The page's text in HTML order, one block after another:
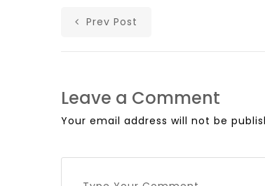
Prev Post
Leave a Comment
Your email address will not be